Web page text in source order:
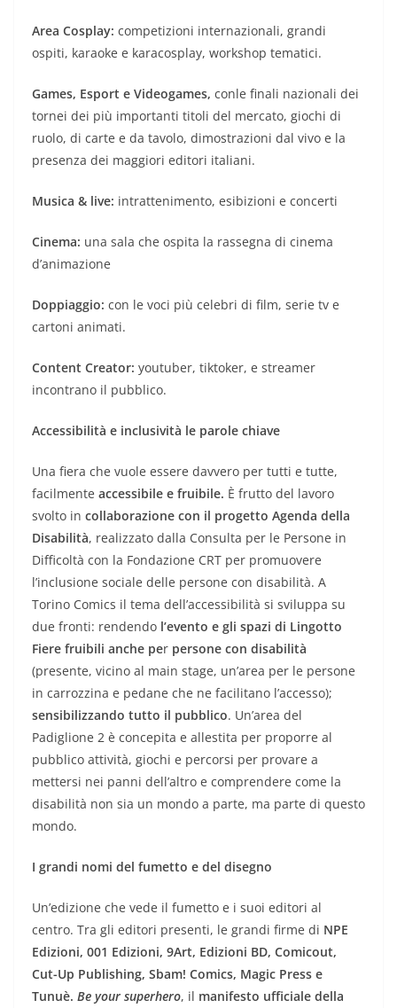
Area Cosplay: competizioni internazionali, grandi
ospiti, karaoke e karacosplay, workshop tematici.
Games, Esport e Videogames, conle finali nazionali dei
tornei dei più importanti titoli del mercato, giochi di
ruolo, di carte e da tavolo, dimostrazioni dal vivo e la
presenza dei maggiori editori italiani.
Musica & live: intrattenimento, esibizioni e concerti
Cinema: una sala che ospita la rassegna di cinema
d’animazione
Doppiaggio: con le voci più celebri di film, serie tv e
cartoni animati.
Content Creator: youtuber, tiktoker, e streamer
incontrano il pubblico.
Accessibilità e inclusività le parole chiave
Una fiera che vuole essere davvero per tutti e tutte,
facilmente accessibile e fruibile. È frutto del lavoro
svolto in collaborazione con il progetto Agenda della
Disabilità, realizzato dalla Consulta per le Persone in
Difficoltà con la Fondazione CRT per promuovere
l’inclusione sociale delle persone con disabilità. A
Torino Comics il tema dell’accessibilità si sviluppa su
due fronti: rendendo l’evento e gli spazi di Lingotto
Fiere fruibili anche per persone con disabilità
(presente, vicino al main stage, un’area per le persone
in carrozzina e pedane che ne facilitano l’accesso);
sensibilizzando tutto il pubblico. Un’area del
Padiglione 2 è concepita e allestita per proporre al
pubblico attività, giochi e percorsi per provare a
mettersi nei panni dell’altro e comprendere come la
disabilità non sia un mondo a parte, ma parte di questo
mondo.
I grandi nomi del fumetto e del disegno
Un’edizione che vede il fumetto e i suoi editori al
centro. Tra gli editori presenti, le grandi firme di NPE
Edizioni, 001 Edizioni, 9Art, Edizioni BD, Comicout,
Cut-Up Publishing, Sbam! Comics, Magic Press e
Tunuè. Be your superhero, il manifesto ufficiale della